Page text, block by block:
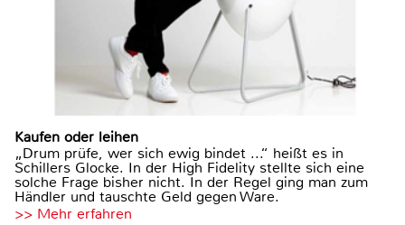
Kaufen oder leihen
„Drum prüfe, wer sich ewig bindet ...“ heißt es in
Schillers Glocke. In der High Fidelity stellte sich eine
solche Frage bisher nicht. In der Regel ging man zum
Händler und tauschte Geld gegen Ware.
>> Mehr erfahren